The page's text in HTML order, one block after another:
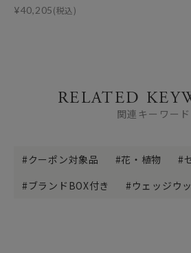
¥40,205(税込)
RELATED
関連キーワード
クーポン対象品 花・植物
ブランドBOX付き
ウェッジウ